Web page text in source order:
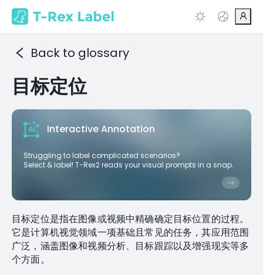
Back to glossary
目标定位
Interactive Annotation
Struggling to label complicated scenarios?
Select & label! T-Rex2 reads your visual prompts in a snap.
目标定位是指在图像或视频中精确确定目标位置的过程。
它是计算机视觉领域一项基础且常见的任务，其应用范围
广泛，涵盖图像和视频分析、目标跟踪以及增强现实等多
个方面。